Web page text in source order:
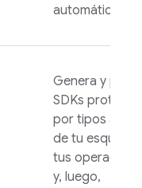
Genera y
SDKs
por tipos a
de tu esquema
tus
y, luego,